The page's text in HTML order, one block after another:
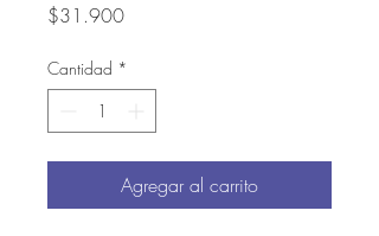
$31.900Precio
Cantidad *
Agregar al carrito